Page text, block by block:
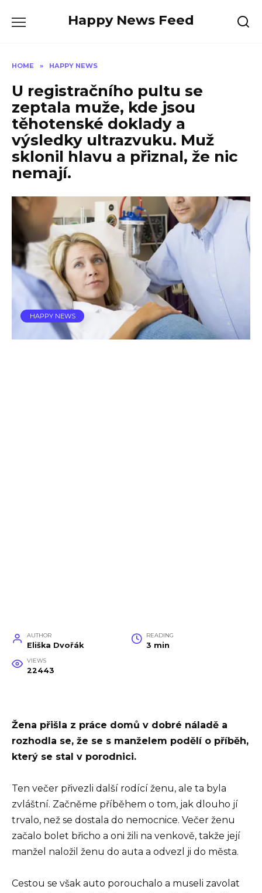
Happy News Feed
HOME » HAPPY NEWS
U registračního pultu se
zeptala muže, kde jsou
těhotenské doklady a
výsledky ultrazvuku. Muž
sklonil hlavu a přiznal, že nic
nemají.
HAPPY NEWS
AUTHOR
Eliška Dvořák
READING
3 min
VIEWS
22443
Žena přišla z práce domů v dobré náladě a
rozhodla se, že se s manželem podělí o příběh,
který se stal v porodnici.
Ten večer přivezli další rodící ženu, ale ta byla
zvláštní. Začněme příběhem o tom, jak dlouho jí
trvalo, než se dostala do nemocnice. Večer ženu
začalo bolet břicho a oni žili na venkově, takže její
manžel naložil ženu do auta a odvezl ji do města.
Cestou se však auto porouchalo a museli zavolat